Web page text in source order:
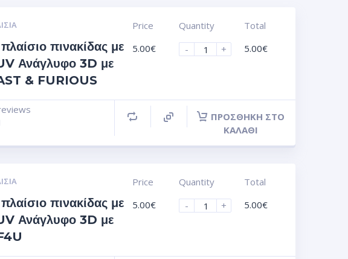
πινακίδας με
Ανάγλυφο 3D με
& FURIOUS
Price
5.00€
Quantity
-
+
Total
5.00€
ΠΡΟΣΘΉΚΗ ΣΤΟ
ΚΑΛΆΘΙ
πινακίδας με
Ανάγλυφο 3D με
Price
5.00€
Quantity
-
+
Total
5.00€